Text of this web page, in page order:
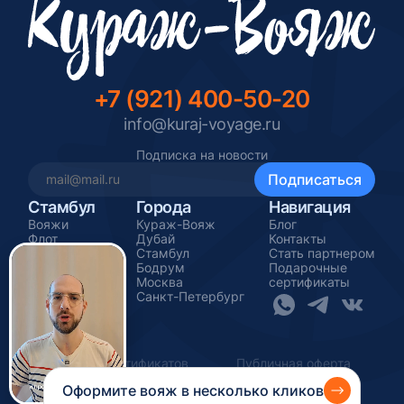
+7 (921) 400-50-20
info@kuraj-voyage.ru
Подписка на новости
Стамбул
Вояжи
Флот
Гранд-вояжи
Города
Кураж-Вояж
Дубай
Стамбул
Бодрум
Москва
Санкт-Петербург
Навигация
Блог
Контакты
Стать партнером
Подарочные
сертификаты
© Кураж-Вояж
Оферта сертификатов
Публичная оферта
Пользовательское соглашение
Оформите вояж в несколько кликов